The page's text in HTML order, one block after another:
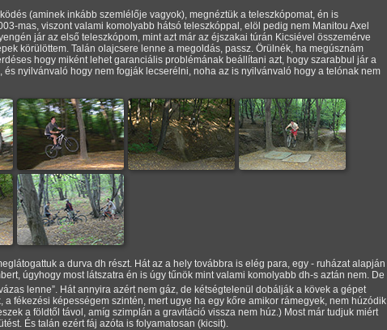
(aminek inkább szemlélője vagyok), megnéztük a teleszkópomat, én is
mas, viszont valami komolyabb hátsó teleszkóppal, elöl pedig nem Manitou Axel
jár az első teleszkópom, mint azt már az éjszakai túrán Kicsiével összemérve
körülöttem. Talán olajcsere lenne a megoldás, passz. Örülnék, ha megúsznám
hogy miként lehet garanciális problémának beállítani azt, hogy szarabbul jár a
nyilvánvaló hogy nem fogják lecserélni, noha az is nyilvánvaló hogy a telónak nem
a durva dh részt. Hát az a hely továbbra is elég para, egy - ruházat alapján
úgyhogy most látszatra én is úgy tűnök mint valami komolyabb dh-s aztán nem. De
lenne . Hát annyira azért nem gáz, de kétségtelenül dobálják a kövek a gépet
fékezési képességem szintén, mert ugye ha egy kőre amikor rámegyek, nem húzódik
a földtől távol, amíg szimplán a gravitáció vissza nem húz.) Most már tudjuk miért
És talán ezért fáj azóta is folyamatosan (kicsit).